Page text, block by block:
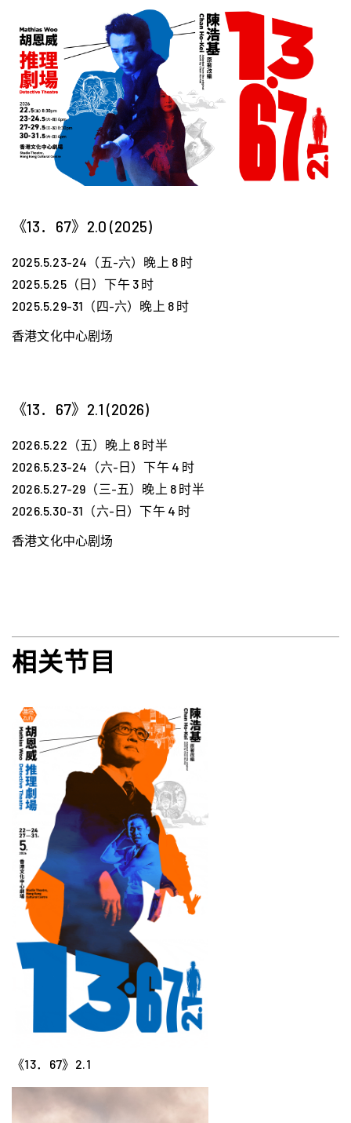
《13．67》2.0 (2025)
2025.5.23-24（五-六）晚上 8 时
2025.5.25（日）下午 3 时
2025.5.29-31（四-六）晚上 8 时
香港文化中心剧场
《13．67》2.1 (2026)
2026.5.22（五）晚上 8 时半
2026.5.23-24（六-日）下午 4 时
2026.5.27-29（三-五）晚上 8 时半
2026.5.30-31（六-日）下午 4 时
香港文化中心剧场
相关节目
《13．67》2.1